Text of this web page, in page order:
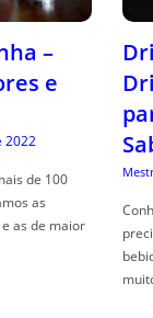
–
e
2022
de 100
as
as de maior